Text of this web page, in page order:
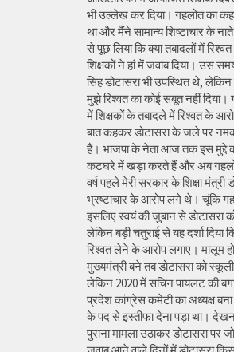
भी उल्लेख कर दिया। गहलोत का
था और मैंने सामान्य शिष्टाचार के
से पूछ लिया कि क्या तबादलों में
शिक्षकों ने हां में जवाब दिया। उस
सिंह डोटासरा भी उपस्थित थे, लेकिन
मुझे रिश्वत का कोई सबूत नहीं
में शिक्षकों के तबादले में रिश्वत के
बात कहकर डोटासरा के जले पर
है। भाजपा के नेता आज तक इस मुद्दे
कटघरे में खड़ा करते हैं और अब
वर्ष पहले मेरी सरकार के शिक्षा मंत्री
भ्रष्टाचार के आरोप लगे थे। चूंकि
इसलिए स्वयं की जुबान से डोटासरा
लेकिन बड़ी चतुराई से यह दर्शा दिया
रिश्वत लेने के आरोप लगाए। मालूम
मुख्यमंत्री बने तब डोटासरा को स्कूली
लेकिन 2020 में सचिन पायलट की
प्रदेश कांग्रेस कमेटी का अध्यक्ष बना
के पद से इस्तीफा देना पड़ा था।
पुराना मामला उठाकर डोटासरा पर